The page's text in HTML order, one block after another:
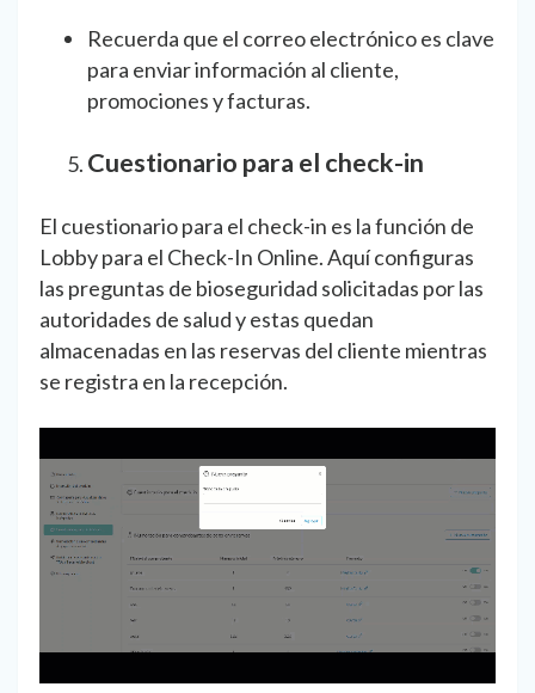
Recuerda que el correo electrónico es clave
para enviar información al cliente,
promociones y facturas.
Cuestionario para el check-in
El cuestionario para el check-in es la función de
Lobby para el Check-In Online. Aquí configuras
las preguntas de bioseguridad solicitadas por las
autoridades de salud y estas quedan
almacenadas en las reservas del cliente mientras
se registra en la recepción.